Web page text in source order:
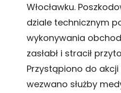
Włocławku.
dziale technicznym
wykonywania
zasłabł i stracił
Przystąpiono do
wezwano służby